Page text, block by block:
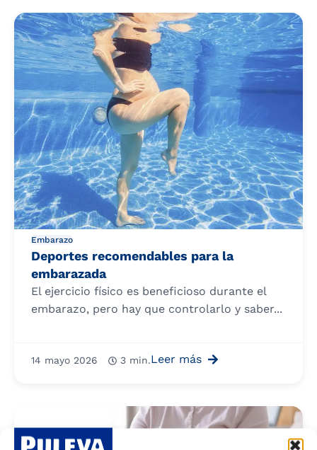
Embarazo
Deportes recomendables para la
embarazada
El ejercicio físico es beneficioso durante el
embarazo, pero hay que controlarlo y saber...
14 mayo 2026 3 min.Leer más